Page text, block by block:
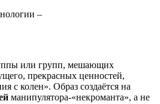
–
или групп, мешающих
прекрасных ценностей,
с колен». Образ создаётся на
манипулятора-«некроманта», а не